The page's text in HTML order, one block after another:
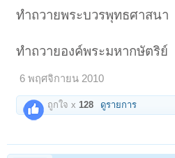
ทำถวายพระบวรพุทธศาสนา
ทำถวายองค์พระมหากษัตริย์
6 พฤศจิกายน 2010
ถูกใจ x 128 ดูรายการ